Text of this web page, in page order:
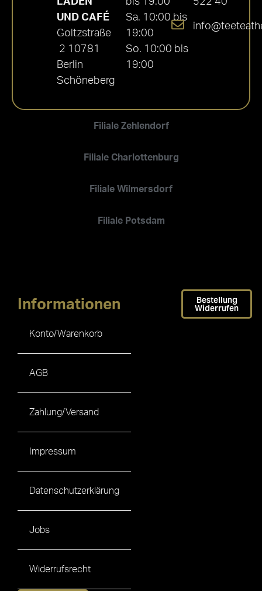
Filiale Zehlendorf
Filiale Charlottenburg
Filiale Wilmersdorf
Filiale Potsdam
UND CAFÉ
Goltzstraße
2 10781
Berlin
Schöneberg
Sa. 10:00 bis
19:00
So. 10:00 bis
19:00
Informationen
Konto/Warenkorb
AGB
Zahlung/Versand
Impressum
Datenschutzerklärung
Jobs
Widerrufsrecht
Bestellung
Widerrufen